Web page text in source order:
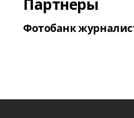
Партнеры
Фотобанк